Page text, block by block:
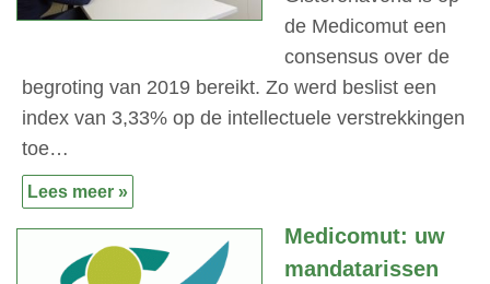
de Medicomut een
consensus over de
begroting van 2019 bereikt. Zo werd beslist een
index van 3,33% op de intellectuele verstrekkingen
toe…
Lees meer »
Medicomut: uw
mandatarissen